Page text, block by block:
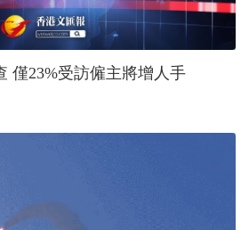
第三季就業展望調查 僅23%受訪僱主將增人手